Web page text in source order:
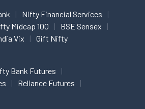
Nifty Financial Services
Midcap 100
BSE Sensex
Vix Gift Nifty
Bank Futures
Reliance Futures